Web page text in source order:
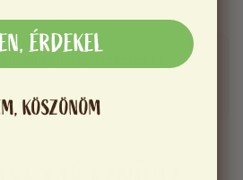
az összetételről és az
információkat
ÉRDEKEL
KÖSZÖNÖM